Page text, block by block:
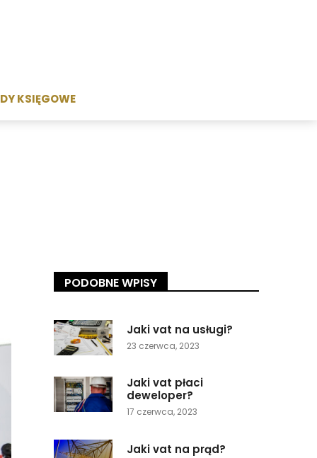
KSIĘGOWE
PODOBNE WPISY
Jaki vat na usługi?
23 czerwca, 2023
Jaki vat płaci
deweloper?
17 czerwca, 2023
Jaki vat na prąd?